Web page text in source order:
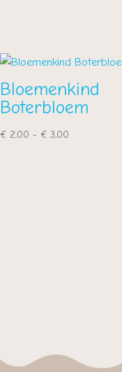
Bloemenkind
Boterbloem
€ 2,00 - € 3,00